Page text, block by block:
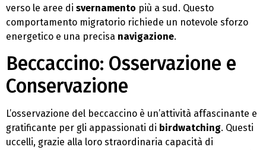
verso le aree di svernamento più a sud. Questo
comportamento migratorio richiede un notevole sforzo
energetico e una precisa navigazione.
Beccaccino: Osservazione e
Conservazione
L’osservazione del beccaccino è un’attività affascinante e
gratificante per gli appassionati di birdwatching. Questi
uccelli, grazie alla loro straordinaria capacità di